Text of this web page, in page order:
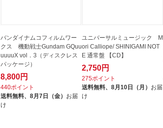
バンダイナムコフィルムワー
クス 機動戦士Gundam GQuu
uuuuX vol．3（ディスクレス
パッケージ）
8,800円
440ポイント
送料無料、 8月7日（金） お届
け
ユニバーサルミュージック M
ori Calliope/ SHINIGAMI NOT
E 通常盤 【CD】
2,750円
275ポイント
送料無料、8月10日（月） お届
け